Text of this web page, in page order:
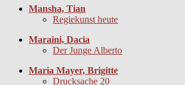
Mansha, Tian
Regiekunst heute
Maraini, Dacia
Der Junge Alberto
Maria Mayer, Brigitte
Drucksache 20